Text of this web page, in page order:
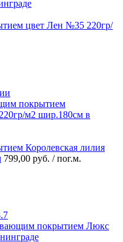
цвет Лен №35 220гр/
Королевская лилия
799,00 руб. / пог.м.